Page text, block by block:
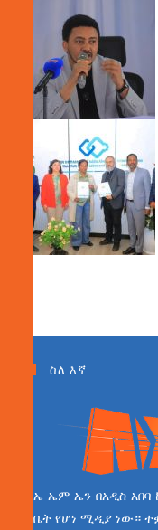
ስለ እኛ
ኤ ኤም ኤን በአዲስ
ቤት የሆነ ሚዲያ ነው።